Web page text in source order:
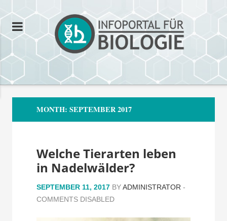
MONTH: SEPTEMBER 2017
Welche Tierarten leben
in Nadelwälder?
SEPTEMBER 11, 2017 BYADMINISTRATOR -
COMMENTS DISABLED